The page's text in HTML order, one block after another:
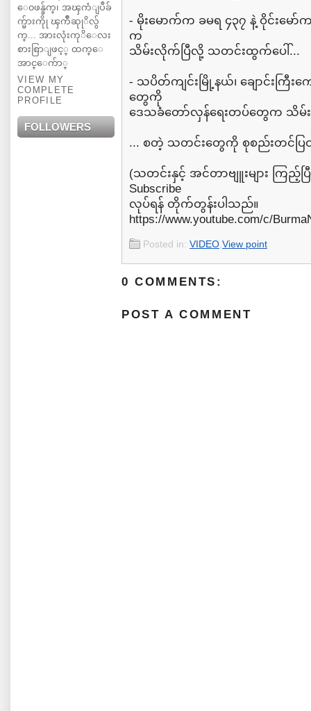
ေ၀ဖန္ခ်က္၊ အၾကံျပဳခ်
က္မ်ားကိုု ၾကိဳဆုုိလ်ွ
က္... အားလုံးကုိေလး
စားစြာျဖင့္ ထက္ေ
အာင္ေက်ာ္
VIEW MY
COMPLETE
PROFILE
FOLLOWERS
- မိုးမောက်က ခမရ ၄၃၇ နဲ့ ဝိုင်းမေ
က
သိမ်းလိုက်ပြီလို့ သတင်းထွက်ပေါ်...
- သပိတ်ကျင်းမြို့နယ်၊ ချောင်းကြီး
တွေကို
ဒေသခံတော်လှန်ရေးတပ်တွေက သိမ်
... စတဲ့ သတင်းတွေကို စုစည်းတင်ပြ
(သတင်းနှင့် အင်တာဗျူးများ ကြည့်
Subscribe
လုပ်ရန် တိုက်တွန်းပါသည်။
https://www.youtube.com/c/
Posted in: VIDEO View point
0 COMMENTS:
POST A COMMENT